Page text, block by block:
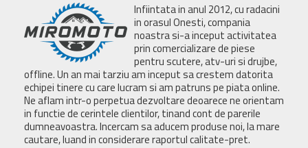
Infiintata in anul 2012, cu radacini
in orasul Onesti, compania
noastra si-a inceput activitatea
prin comercializare de piese
pentru scutere, atv-uri si drujbe,
offline. Un an mai tarziu am inceput sa crestem datorita
echipei tinere cu care lucram si am patruns pe piata online.
Ne aflam intr-o perpetua dezvoltare deoarece ne orientam
in functie de cerintele clientilor, tinand cont de parerile
dumneavoastra. Incercam sa aducem produse noi, la mare
cautare, luand in considerare raportul calitate-pret.